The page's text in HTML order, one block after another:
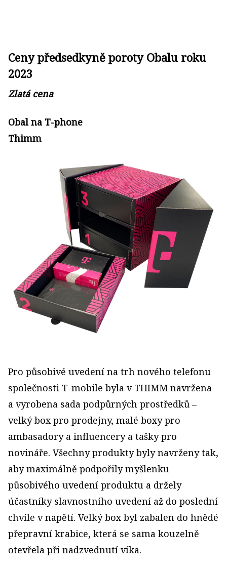
Ceny předsedkyně poroty Obalu roku
2023
Zlatá cena
Obal na T-phone
Thimm
Pro působivé uvedení na trh nového telefonu
společnosti T-mobile byla v THIMM navržena
a vyrobena sada podpůrných prostředků –
velký box pro prodejny, malé boxy pro
ambasadory a influencery a tašky pro
novináře. Všechny produkty byly navrženy tak,
aby maximálně podpořily myšlenku
působivého uvedení produktu a držely
účastníky slavnostního uvedení až do poslední
chvíle v napětí. Velký box byl zabalen do hnědé
přepravní krabice, která se sama kouzelně
otevřela při nadzvednutí víka.